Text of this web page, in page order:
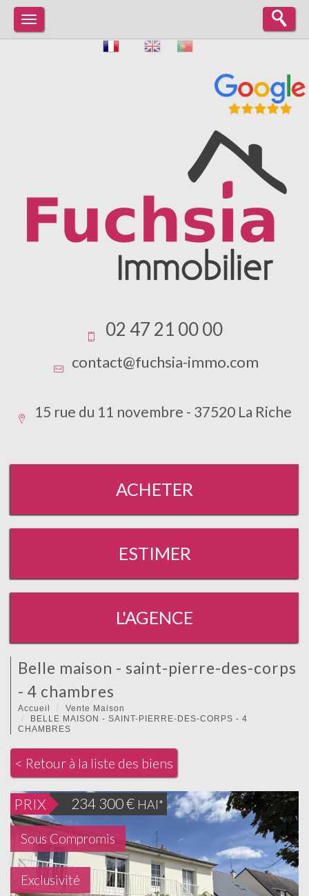
02 47 21 00 00
contact@fuchsia-immo.com
15 rue du 11 novembre - 37520 La Riche
ACHETER
ESTIMER
L'AGENCE
belle maison - saint-pierre-des-corps
- 4 chambres
Accueil
Vente Maison
BELLE MAISON - SAINT-PIERRE-DES-CORPS - 4
CHAMBRES
< Retour à la liste des biens
PRIX 234 300€ HAI*
Sous Compromis
Exclusivité